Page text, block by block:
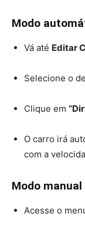
Modo
Vá até Editar
Selecione o
Clique em
O carro irá
com a
Modo manual
Acesse o